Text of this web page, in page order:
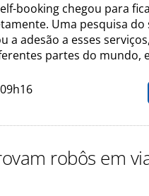
booking chegou para
Uma pesquisa do
a adesão a esses
partes do mundo,
robôs em